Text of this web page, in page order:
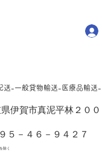
送-一般貸物輸送-医療品輸送-
伊賀市真泥平林２００
－４６－９４２７
く